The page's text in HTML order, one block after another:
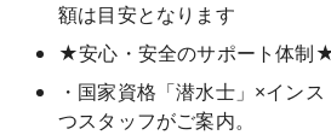
額は目安となります
★安心・安全のサポート体制
・国家資格「潜水士」×イン
つスタッフがご案内。